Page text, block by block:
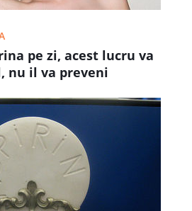
pe zi, acest lucru va
nu il va preveni